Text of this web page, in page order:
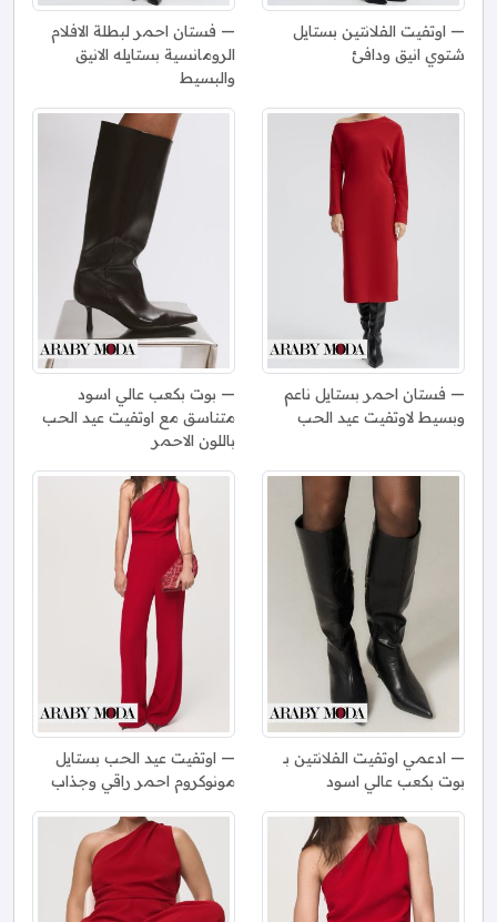
اوتفيت الفلانتين بستايل
شتوي انيق ودافئ
فستان احمر لبطلة الافلام
الرومانسية بستايله الانيق
والبسيط
فستان احمر بستايل ناعم
وبسيط لاوتفيت عيد الحب
بوت بكعب عالي اسود
متناسق مع اوتفيت عيد الحب
باللون الاحمر
ادعمي اوتفيت الفلانتين بـ
بوت بكعب عالي اسود
اوتفيت عيد الحب بستايل
مونوكروم احمر راقي وجذاب